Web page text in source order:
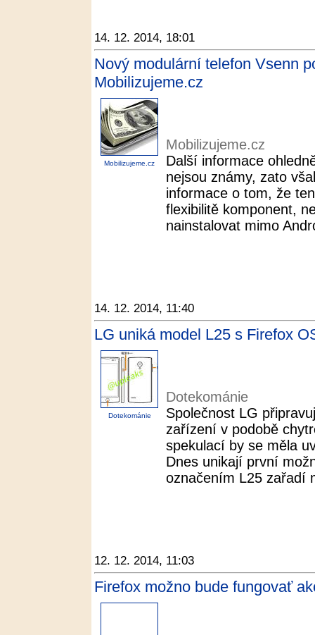
14. 12. 2014, 18:01
Nový modulární telefon Vsenn
Mobilizujeme.cz
Mobilizujeme.cz
Mobilizujeme.cz
Další informace
nejsou známy, zato
informace o tom, že
flexibilitě komponent,
nainstalovat mimo
14. 12. 2014, 11:40
LG uniká model L25 s Firefox
Dotekománie
Dotekománie
Společnost LG
zařízení v podobě
spekulací by se měla
Dnes unikají první
označením L25 zařadí
12. 12. 2014, 11:03
Firefox možno bude fungovať